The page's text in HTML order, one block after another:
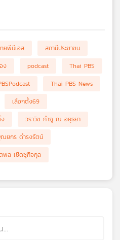
ยพีบีเอส
สถานีประชาชน
ง podcast
Thai PBS
Thai PBS News
เลือกตั้ง69
วราวิช กำภู ณ อยุธยา
ยกร ดำรงรัตน์
พล เชิดชูกิจกุล